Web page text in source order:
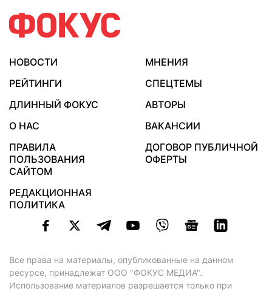
НОВОСТИ
МНЕНИЯ
РЕЙТИНГИ
СПЕЦТЕМЫ
ДЛИННЫЙ ФОКУС
АВТОРЫ
О НАС
ВАКАНСИИ
ПРАВИЛА
ПОЛЬЗОВАНИЯ
САЙТОМ
ДОГОВОР ПУБЛИЧНОЙ
ОФЕРТЫ
РЕДАКЦИОННАЯ
ПОЛИТИКА
Все права на материалы, опубликованные на данном
ресурсе, принадлежат ООО "ФОКУС МЕДИА".
Использование материалов разрешается только при